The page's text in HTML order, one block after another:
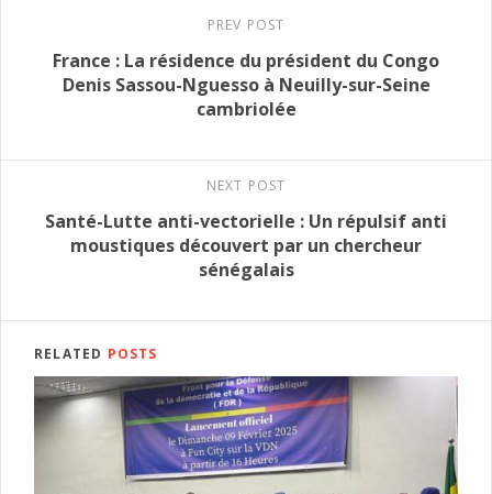
PREV POST
France : La résidence du président du Congo
Denis Sassou-Nguesso à Neuilly-sur-Seine
cambriolée
NEXT POST
Santé-Lutte anti-vectorielle : Un répulsif anti
moustiques découvert par un chercheur
sénégalais
RELATED POSTS